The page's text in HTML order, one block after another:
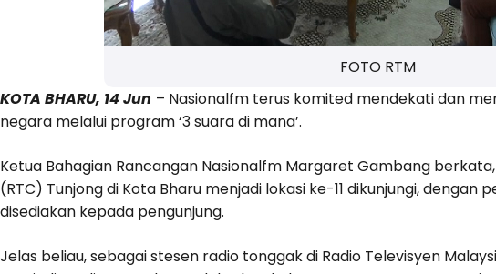
FOTO RTM
KOTA BHARU, 14 Jun – Nasionalfm terus komited mendekati dan
negara melalui program ‘3 suara di mana’.
Ketua Bahagian Rancangan Nasionalfm Margaret Gambang
(RTC) Tunjong di Kota Bharu menjadi lokasi ke-11 dikunjungi, dengan
disediakan kepada pengunjung.
Jelas beliau, sebagai stesen radio tonggak di Radio Televisyen